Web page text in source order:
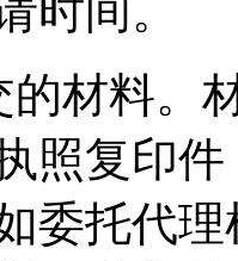
时间。
的材料。
照复印
委托代